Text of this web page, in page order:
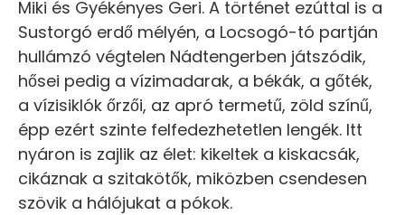
Miki és Gyékényes Geri. A történet ezúttal is a
Sustorgó erdő mélyén, a Locsogó-tó partján
hullámzó végtelen Nádtengerben játszódik,
hősei pedig a vízimadarak, a békák, a gőték,
a vízisiklók őrzői, az apró termetű, zöld színű,
épp ezért szinte felfedezhetetlen lengék. Itt
nyáron is zajlik az élet: kikeltek a kiskacsák,
cikáznak a szitakötők, miközben csendesen
szövik a hálójukat a pókok.